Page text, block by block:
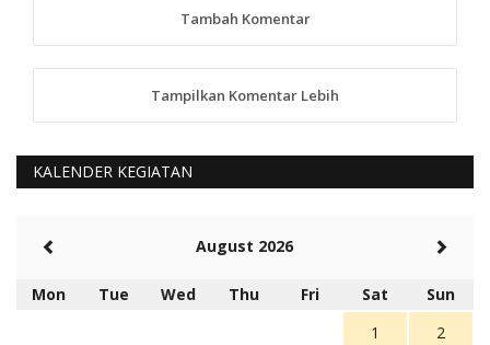
tindaklanjuti
anggy (anakkaos@gmail.com)
Kami perantu bisa baca langsung terkait Pilkada Sumba
5 tahun Yang lalu
Rambu (rambu03@gmail.com)
Berita Polres Sumba Barat Mantap
5 tahun Yang lalu
Balas
16
Tambah Komentar
Tampilkan Komentar Lebih
KALENDER KEGIATAN
August 2026
Mon Tue Wed Thu Fri Sat
Sun
1
2